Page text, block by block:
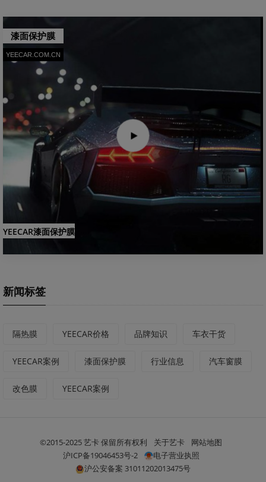
漆面保护膜
YEECAR.COM.CN
YEECAR漆面保护膜
新闻标签
隔热膜 YEECAR价格 品牌知识 车衣干货
YEECAR案例 漆面保护膜 行业信息 汽车窗膜
改色膜 YEECAR案例
©2015-2025 艺卡 保留所有权利 关于艺卡
网站地图
沪ICP备19046453号-2
电子营业执照
沪公安备案 31011202013475号